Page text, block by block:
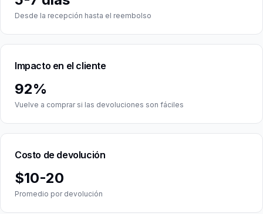
Desde la recepción hasta el reembolso
Impacto en el cliente
92%
Vuelve a comprar si las devoluciones son fáciles
Costo de devolución
$10-20
Promedio por devolución